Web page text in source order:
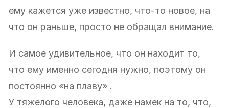
ему кажется уже известно, что-то новое, на
что он раньше, просто не обращал внимание.
И самое удивительное, что он находит то,
что ему именно сегодня нужно, поэтому он
постоянно «на плаву» .
У тяжелого человека, даже намек на то, что,